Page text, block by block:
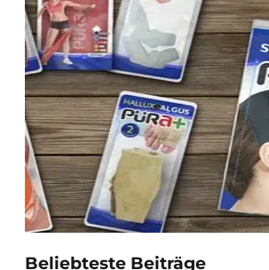
Beliebteste Beiträge